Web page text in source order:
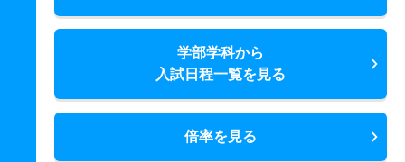
学部学科から
入試日程一覧を見る
倍率を見る